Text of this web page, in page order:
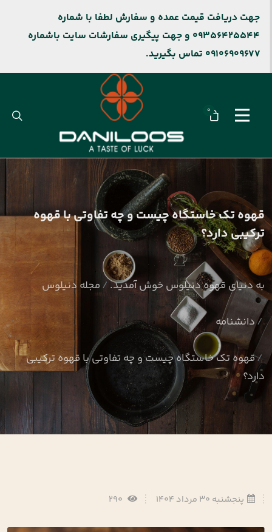
جهت دریافت قیمت عمده و سفارش لطفا با شماره
09356425544 و جهت پیگیری سفارشات سایت باشماره
09106909677 تماس بگیرید.
0
قهوه تک ‌خاستگاه چیست و چه تفاوتی با قهوه
ترکیبی دارد؟
به دنیای قهوه دنیلوس خوش آمدید. مجله دنیلوس
دانشنامه
قهوه تک ‌خاستگاه چیست و چه تفاوتی با قهوه ترکیبی
دارد؟
پنجشنبه 30 مرداد 1404